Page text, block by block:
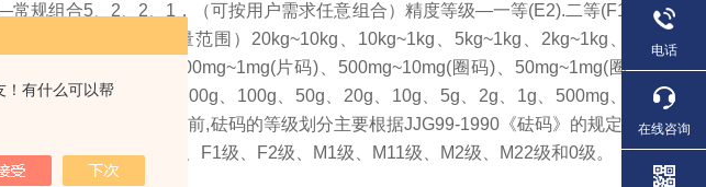
！有什么可以帮
规组合5、2、2、1，（可按用户需求任意组合）精度等级—一等(E2).二等(F1
六级)成套规格（质量范围）20kg~10kg、10kg~1kg、5kg~1kg、2kg~1kg、
、100g~1mg、500mg~1mg(片码)、500mg~10mg(圈码)、50mg~1mg(圈
2kg、1kg、500g、200g、100g、50g、20g、10g、5g、2g、1g、500mg、
、2mg、1mg3、目前,砝码的等级划分主要根据JJG99-1990《砝码》的规定,
、二等、E1级、E2级、F1级、F2级、M1级、M11级、M2级、M22级和0级。
电话
在线咨询